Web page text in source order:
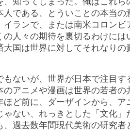
人である、とういことの本当の
イランで、または南米コロンビ
の人々の期待を裏切るわけに
大国は世界に対してそれなりの
もないが、世界が日本で注目す
のアニメや漫画は世界の若者
ほど前に、ダーザインから、
ゃない、れっきとした「文化」
、過去数年間現代美術の研究者